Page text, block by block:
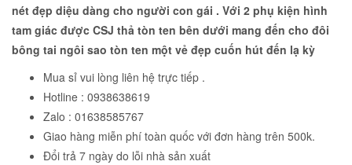
nét đẹp diệu dàng cho người con gái . Với 2 phụ kiện hình
tam giác được CSJ thả tòn ten bên dưới mang đến cho đôi
bông tai ngôi sao tòn ten một vẻ đẹp cuốn hút đến lạ kỳ
Mua sỉ vui lòng liên hệ trực tiếp .
Hotline : 0938638619
Zalo : 01638585767
Giao hàng miễn phí toàn quốc với đơn hàng trên 500k.
Đổi trả 7 ngày do lỗi nhà sản xuất